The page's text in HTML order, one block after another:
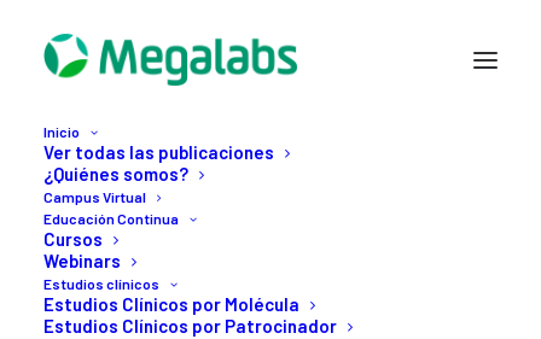
Inicio
Ver todas las publicaciones
¿Quiénes somos?
Campus Virtual
Educación Continua
Cursos
Webinars
Estudios clínicos
Estudios Clínicos por Molécula
Estudios Clínicos por Patrocinador
2 DICIEMBRE, 2020